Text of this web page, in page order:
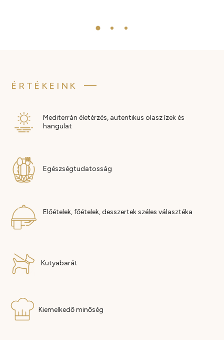
ÉRTÉKEINK
Mediterrán életérzés, autentikus olasz ízek és
hangulat
Egészségtudatosság
Előételek, főételek, desszertek széles választéka
Kutyabarát
Kiemelkedő minőség